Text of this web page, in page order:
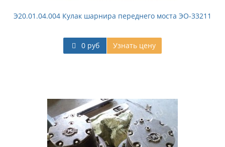
Э20.01.04.004 Кулак шарнира переднего моста ЭО-33211
0 руб Узнать цену